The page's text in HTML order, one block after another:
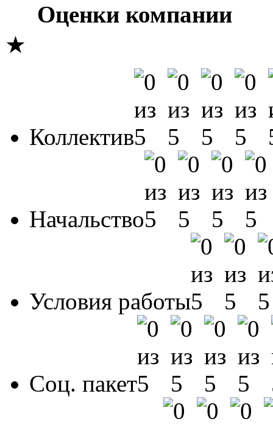
Оценки компании
★
Коллектив
Начальство
Условия работы
Соц. пакет